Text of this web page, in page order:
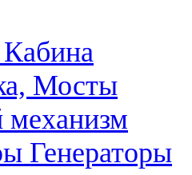
Мосты
механизм
Генераторы